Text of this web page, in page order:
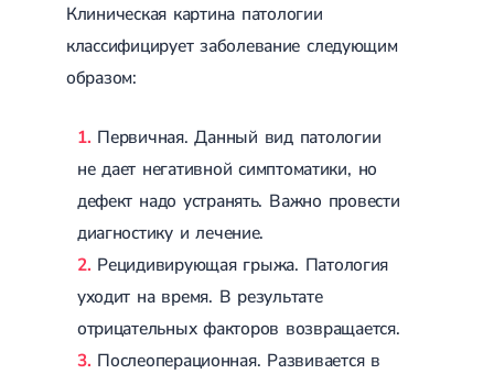
Школа диабета
Диффузный токсический зоб (Базедова болезнь)
Узловой зоб
Тиреоидит
Подострый тиреоидит
Аутоиммунный тиреоидит
Хронический тиреоидит
Гипертиреоз
Гипотиреоз
Болезнь Иценко-Кушинга
Гирсутизм
Киста щитовидной железы
Ожирение
Клиническая картина патологии
классифицирует заболевание следующим
образом:
Первичная. Данный вид патологии
не дает негативной симптоматики, но
дефект надо устранять. Важно провести
диагностику и лечение.
Рецидивирующая грыжа. Патология
уходит на время. В результате
отрицательных факторов возвращается.
Послеоперационная. Развивается в